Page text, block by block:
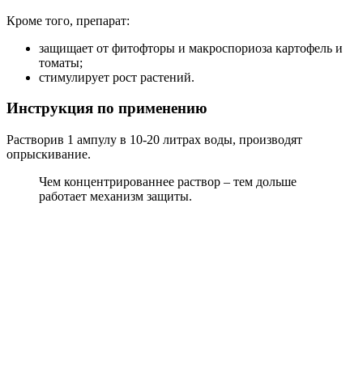
Кроме того, препарат:
защищает от фитофторы и макроспориоза картофель и
томаты;
стимулирует рост растений.
Инструкция по применению
Растворив 1 ампулу в 10-20 литрах воды, производят
опрыскивание.
Чем концентрированнее раствор – тем дольше
работает механизм защиты.